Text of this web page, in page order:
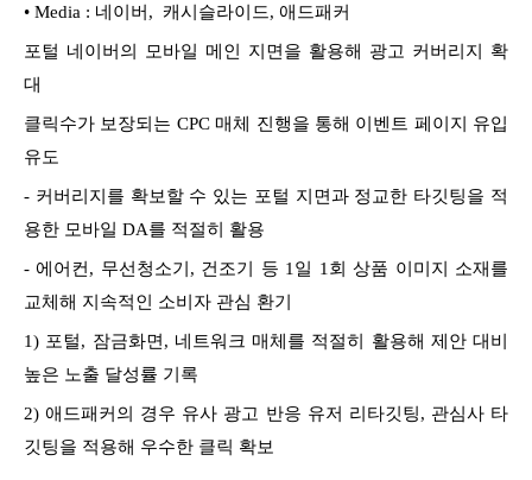
• Media : 네이버, 캐시슬라이드, 애드패커
포털 네이버의 모바일 메인 지면을 활용해 광고 커버리지 확
대
클릭수가 보장되는 CPC 매체 진행을 통해 이벤트 페이지 유입
유도
- 커버리지를 확보할 수 있는 포털 지면과 정교한 타깃팅을 적
용한 모바일 DA를 적절히 활용
- 에어컨, 무선청소기, 건조기 등 1일 1회 상품 이미지 소재를
교체해 지속적인 소비자 관심 환기
1) 포털, 잠금화면, 네트워크 매체를 적절히 활용해 제안 대비
높은 노출 달성률 기록
2) 애드패커의 경우 유사 광고 반응 유저 리타깃팅, 관심사 타
깃팅을 적용해 우수한 클릭 확보